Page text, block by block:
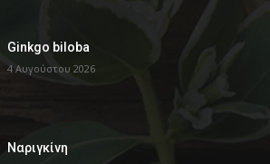
Ginkgo biloba
4 Αυγούστου 2026
Ναριγκίνη